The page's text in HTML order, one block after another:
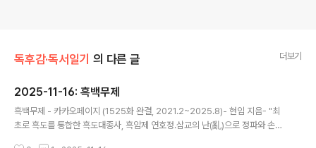
독후감·독서일기 의 다른 글 더보기
2025-11-16: 흑백무제
흑백무제 - 카카오페이지 (1525화 완결, 2021.2~2025.8)- 현임 지음- "최
초로 흑도를 통합한 흑도대종사, 흑암제 연호정.삼교의 난(亂)으로 정파와 손을